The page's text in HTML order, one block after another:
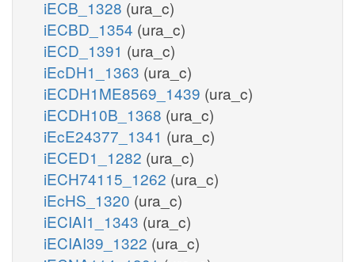
iECB_1328 (ura_c)
iECBD_1354 (ura_c)
iECD_1391 (ura_c)
iEcDH1_1363 (ura_c)
iECDH1ME8569_1439 (ura_c)
iECDH10B_1368 (ura_c)
iEcE24377_1341 (ura_c)
iECED1_1282 (ura_c)
iECH74115_1262 (ura_c)
iEcHS_1320 (ura_c)
iECIAI1_1343 (ura_c)
iECIAI39_1322 (ura_c)